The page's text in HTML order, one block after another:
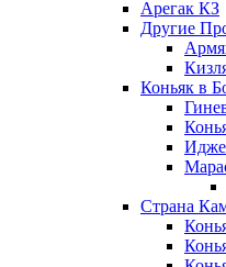
Арегак КЗ
Другие
Коньяк в
Страна